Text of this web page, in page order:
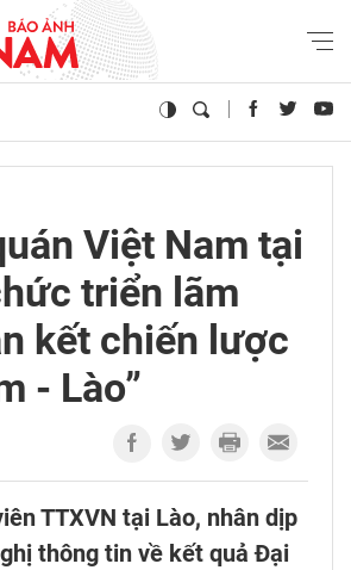
Việt Nam tại
triển lãm
kết chiến lược
- Lào”
TTXVN tại Lào, nhân dịp
thông tin về kết quả Đại